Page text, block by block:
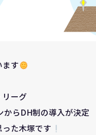
ます
リーグ
からDH制の導入が決定
た木塚です